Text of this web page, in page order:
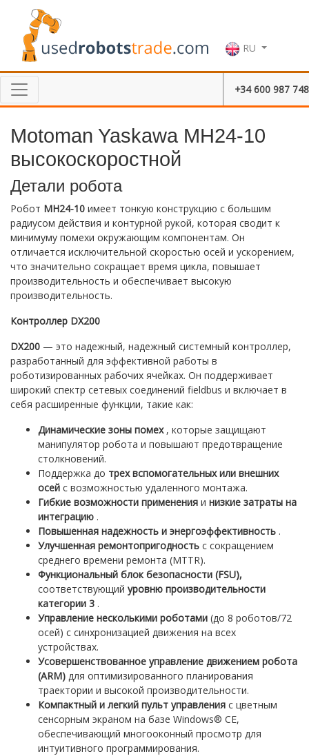
RU
+34 600 987 748
Motoman Yaskawa MH24-10
высокоскоростной
Детали робота
Робот MH24-10 имеет тонкую конструкцию с большим
радиусом действия и контурной рукой, которая сводит к
минимуму помехи окружающим компонентам. Он
отличается исключительной скоростью осей и ускорением,
что значительно сокращает время цикла, повышает
производительность и обеспечивает высокую
производительность.
Контроллер DX200
DX200 — это надежный, надежный системный контроллер,
разработанный для эффективной работы в
роботизированных рабочих ячейках. Он поддерживает
широкий спектр сетевых соединений fieldbus и включает в
себя расширенные функции, такие как:
Динамические зоны помех, которые защищают
манипулятор робота и повышают предотвращение
столкновений.
Поддержка до трех вспомогательных или внешних
осей с возможностью удаленного монтажа.
Гибкие возможности применения и низкие затраты на
интеграцию .
Повышенная надежность и энергоэффективность .
Улучшенная ремонтопригодность с сокращением
среднего времени ремонта (MTTR).
Функциональный блок безопасности (FSU),
соответствующий уровню производительности
категории 3 .
Управление несколькими роботами (до 8 роботов/72
осей) с синхронизацией движения на всех
устройствах.
Усовершенствованное управление движением робота
(ARM) для оптимизированного планирования
траектории и высокой производительности.
Компактный и легкий пульт управления с цветным
сенсорным экраном на базе Windows® CE,
обеспечивающий многооконный просмотр для
интуитивного программирования.